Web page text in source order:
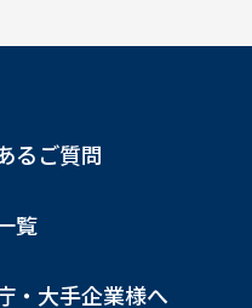
るご質問
覧
・大手企業様へ